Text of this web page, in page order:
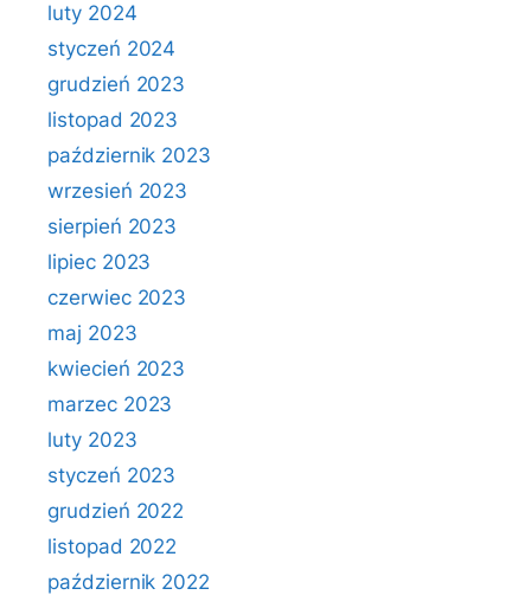
luty 2024
styczeń 2024
grudzień 2023
listopad 2023
październik 2023
wrzesień 2023
sierpień 2023
lipiec 2023
czerwiec 2023
maj 2023
kwiecień 2023
marzec 2023
luty 2023
styczeń 2023
grudzień 2022
listopad 2022
październik 2022